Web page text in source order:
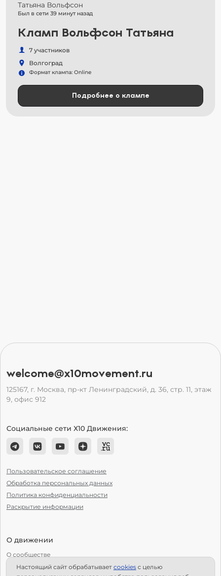
Татьяна Вольфсон
Был в сети 39 минут назад
Кламп Вольфсон Татьяна
7 участников
Волгоград
Формат клампа: Online
Подробнее о клампе
welcome@x10movement.ru
125167, г. Москва, пр-кт Ленинградский, д. 36, стр. 11, этаж
9, офис 912
Социальные сети Х10 Движения:
Пользовательское соглашение
Обработка персональных данных
Политика конфиденциальности
Раскрытие информации
О движении
О сообществе
С чего начать?
Настоящий сайт обрабатывает сookies с целью